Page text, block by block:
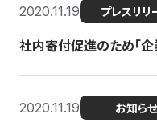
2020.11.19 プレスリリ
社内寄付促進のため「
2020.11.19 お知らせ